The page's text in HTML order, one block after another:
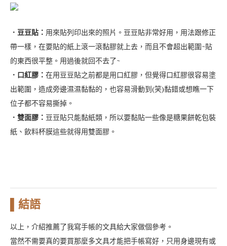
．豆豆貼： 用來貼列印出來的照片。豆豆貼非常好用，用法跟修正
帶一樣，在要貼的紙上滾一滾黏膠就上去，而且不會超出範圍~貼
的東西很平整。用過後就回不去了~
．口紅膠： 在用豆豆貼之前都是用口紅膠，但覺得口紅膠很容易塗
出範圍，造成旁邊濕濕黏黏的，也容易滑動到(笑)黏錯或想瞧一下
位子都不容易撕掉。
．雙面膠： 豆豆貼只能黏紙類，所以要黏貼一些像是糖果餅乾包裝
紙、飲料杯膜這些就得用雙面膠。
▌結語
以上，介紹推薦了我寫手帳的文具給大家做個參考。
當然不需要真的要買那麼多文具才能把手帳寫好，只用身邊現有或